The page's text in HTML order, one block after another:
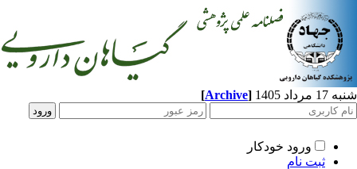
1405
[Archive]
ورود خودکار
ثبت نام